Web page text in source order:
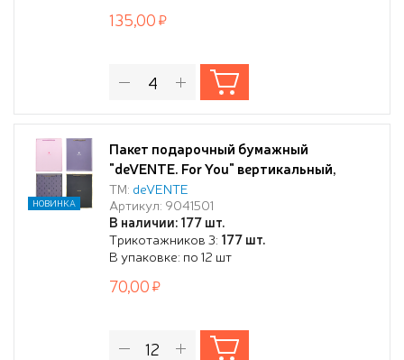
135,00
Пакет подарочный бумажный
"deVENTE. For You" вертикальный,
18x23x8 см, горячее тиснение, бумага
210 г/м², ассорти 4 дизайна
ТМ: deVENTE
Артикул: 9041501
В наличии: 177 шт.
Трикотажников 3: 177 шт.
В упаковке: по 12 шт
НОВИНКА
70,00